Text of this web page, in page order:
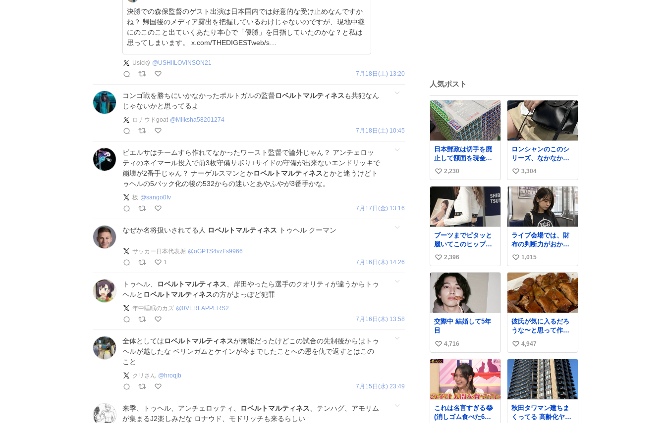
決勝での森保監督のゲスト出演は日本国内では好意的な受け止めなんですか
ね？ 帰国後のメディア露出を把握しているわけじゃないのですが、現地中継
にのこのこと出ていくあたり本心で「優勝」を目指していたのかな？と私は
思ってしまいます。 x.com/THEDIGESTweb/s…
Usický @USHIILOVINSON21
7月18日(土) 13:20
コンゴ戦を勝ちにいかなかったポルトガルの監督ロベルトマルティネスも共犯なん
じゃないかと思ってるよ
ロナウドgoat @ Milksha58201274
7月18日(土) 10:45
ビエルサはチームすら作れてなかったワースト監督で論外じゃん？ アンチェロッ
ティのネイマール投入で前3枚守備サボり+サイドの守備が出来ないエンドリッキで
崩壊が2番手じゃん？ ナーゲルスマンとかロベルトマルティネスとかと迷うけどト
ゥヘルの5バック化の後の532からの迷いとあやふやが3番手かな。
板 @sango0fv
7月17日(金) 13:16
なぜか名将扱いされてる人 ロベルトマルティネス トゥヘル クーマン
サッカー日本代表垢 @oGPTS4vzFs9966
1
7月16日(木) 14:26
トゥヘル、 ロベルトマルティネス 、岸田やったら選手のクオリティが違うからトゥ
ヘルと ロベルトマルティネスの方がよっぽど犯罪
年中睡眠のカズ @0VERLAPPERS2
7月16日(木) 13:58
全体としてはロベルトマルティネスが無能だったけどこの試合の先制後からはトゥ
ヘルが越したな ベリンガムとケインが今までしたことへの恩を仇で返すとはこの
こと
クリさん @ hroqjb
7月15日(水) 23:49
来季、トゥヘル、アンチェロッティ、 ロベルトマルティネス 、テンハグ、アモリム
が集まるJ2楽しみだな ロナウド、モドリッチも来るらしい
人気ポスト
日本郵政は切手を廃
止して額面を現金で
払い戻せ2026 #日本
郵政
@JapanPostHD_PR
い
い
ね
数
2,230
ロンシャンのこのシ
リーズ、なかなか安
くならないのにセー
ル価格になってる🖤
✨レザーなのが反則
級にかわいい。持っ
てるだけでコーデが
格上げされる。
い
い
ね
数
3,304
ブーツまでピタッと
履いてこのヒップラ
イン…強すぎる。
い
い
ね
数
2,396
ライブ会場では、財
布の判断力がおかし
くなる。
い
い
ね
数
1,015
交際中 結婚して5年
目
い
い
ね
数
4,716
彼氏が気に入るだろ
うな〜と思って作っ
たら想像の何倍も美
味しい美味しい言っ
てくれて嬉しい
い
い
ね
数
4,947
これは名言すぎる😂
(消しゴム食べた6歳
秋田タワマン建ちま
くってる 高齢化ヤバ